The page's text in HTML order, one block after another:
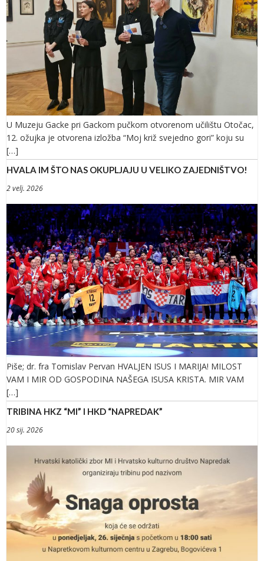
U Muzeju Gacke pri Gackom pučkom otvorenom učilištu Otočac,
12. ožujka je otvorena izložba “Moj križ svejedno gori” koju su
[…]
HVALA IM ŠTO NAS OKUPLJAJU U VELIKO ZAJEDNIŠTVO!
2 velj. 2026
Piše; dr. fra Tomislav Pervan HVALJEN ISUS I MARIJA! MILOST
VAM I MIR OD GOSPODINA NAŠEGA ISUSA KRISTA. MIR VAM
[…]
TRIBINA HKZ “MI” I HKD “NAPREDAK”
20 sij. 2026